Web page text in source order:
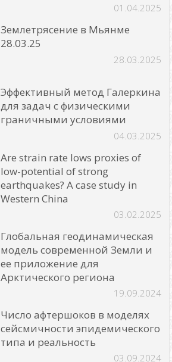
01.04.2025
Землетрясение в Мьянме
28.03.25
28.03.2025
Эффективный метод Галеркина
для задач с физическими
граничными условиями
04.03.2025
Are strain rate lows proxies of
low-potential of strong
earthquakes? A case study in
Western China
03.02.2025
Глобальная геодинамическая
модель современной Земли и
ее приложение для
Арктического региона
19.09.2024
Число афтершоков в моделях
сейсмичности эпидемического
типа и реальность
03.09.2024